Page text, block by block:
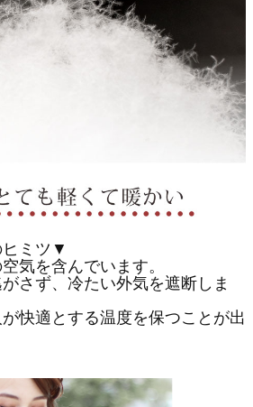
ミツ▼
気を含んでいます。
さず、冷たい外気を遮断しま
快適とする温度を保つことが出